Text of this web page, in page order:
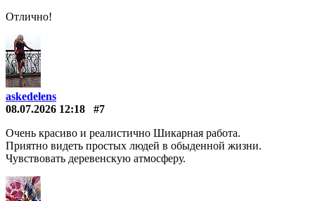
Отлично!
askedelens
08.07.2026 12:18
#7
Очень красиво и реалистично Шикарная работа.
Приятно видеть простых людей в обыденной жизни.
Чувствовать деревенскую атмосферу.